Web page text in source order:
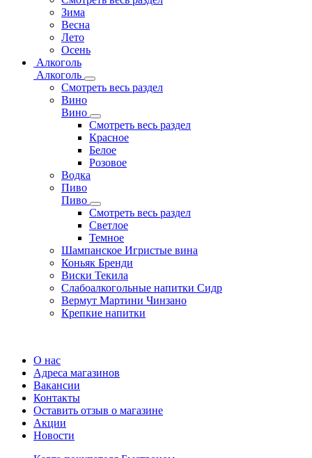
Зима
Весна
Лето
Осень
Алкоголь
Алкоголь
Смотреть весь раздел
Вино
Вино
Смотреть весь раздел
Красное
Белое
Розовое
Водка
Пиво
Пиво
Смотреть весь раздел
Cветлое
Темное
Шампанское Игристые вина
Коньяк Бренди
Виски Текила
Слабоалкогольные напитки Сидр
Вермут Мартини Чинзано
Крепкие напитки
О нас
Адреса магазинов
Вакансии
Контакты
Оставить отзыв о магазине
Акции
Новости